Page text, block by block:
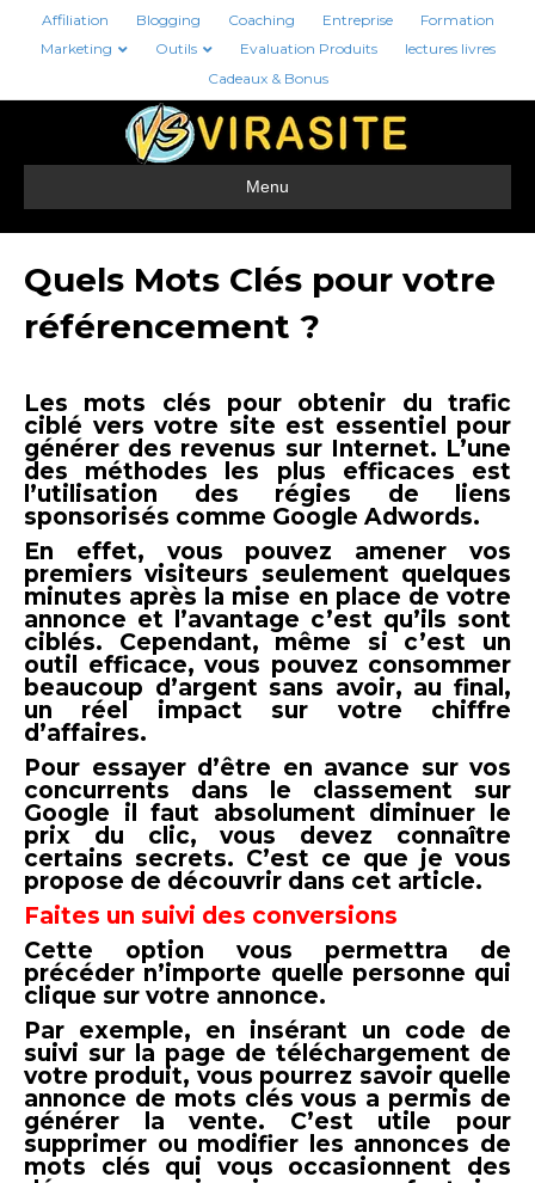
Affiliation Blogging Coaching Entreprise
Formation
Marketing
Outils Evaluation Produits
lectures livres
Cadeaux & Bonus
Menu
Quels Mots Clés pour votre
référencement ?
Les mots clés pour obtenir du trafic
ciblé vers votre site est essentiel pour
générer des revenus sur Internet. L’une
des méthodes les plus efficaces est
l’utilisation des régies de liens
sponsorisés comme Google Adwords.
En effet, vous pouvez amener vos
premiers visiteurs seulement quelques
minutes après la mise en place de votre
annonce et l’avantage c’est qu’ils sont
ciblés. Cependant, même si c’est un
outil efficace, vous pouvez consommer
beaucoup d’argent sans avoir, au final,
un réel impact sur votre chiffre
d’affaires.
Pour essayer d’être en avance sur vos
concurrents dans le classement sur
Google il faut absolument diminuer le
prix du clic, vous devez connaître
certains secrets. C’est ce que je vous
propose de découvrir dans cet article.
Faites un suivi des conversions
Cette option vous permettra de
précéder n’importe quelle personne qui
clique sur votre annonce.
Par exemple, en insérant un code de
suivi sur la page de téléchargement de
votre produit, vous pourrez savoir quelle
annonce de mots clés vous a permis de
générer la vente. C’est utile pour
supprimer ou modifier les annonces de
mots clés qui vous occasionnent des